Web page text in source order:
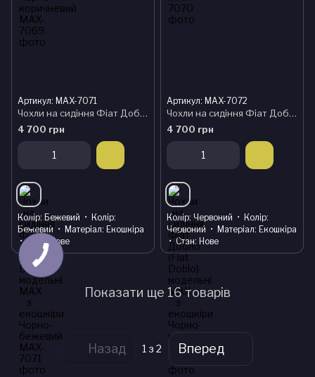
Артикул: MAX-7071
Чохли на сидіння Фіат Добло (Fiat Doblo) модельні MAX з екошкіри Чорно-бежевий
4 700 грн
Колір Бежевий
Колір
Бежевий
Матеріал Екошкіра
Стан
Нове
Артикул: MAX-7072
Чохли на сидіння Фіат Добло (Fiat Doblo) модельні MAX з екошкіри Чорно-червоний
4 700 грн
Колір Червоний
Колір
Червоний
Матеріал Екошкіра
Стан Нове
Показати ще 16 товарів
Назад 1 з 2 Вперед